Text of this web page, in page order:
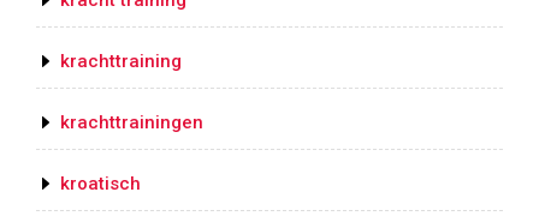
krachttraining
krachttrainingen
kroatisch